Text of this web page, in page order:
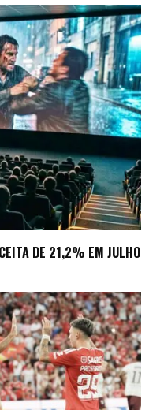
DE 21,2% EM JULHO